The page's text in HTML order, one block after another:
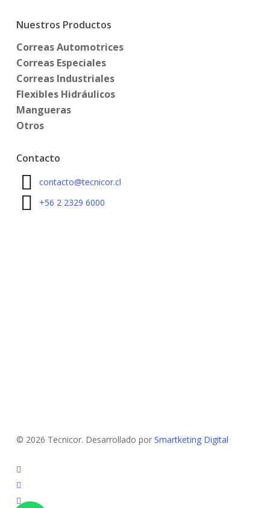
Nuestros Productos
Correas Automotrices
Correas Especiales
Correas Industriales
Flexibles Hidráulicos
Mangueras
Otros
Contacto
contacto@tecnicor.cl
+56 2 2329 6000
© 2026 Tecnicor. Desarrollado por Smartketing Digital
instagram
phone
email